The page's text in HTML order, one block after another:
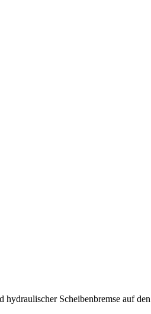
Scheibenbremse auf